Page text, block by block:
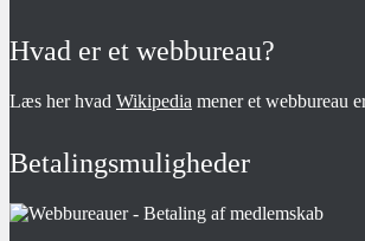
Hvad er et webbureau?
Læs her hvad Wikipedia mener et webbureau
Betalingsmuligheder